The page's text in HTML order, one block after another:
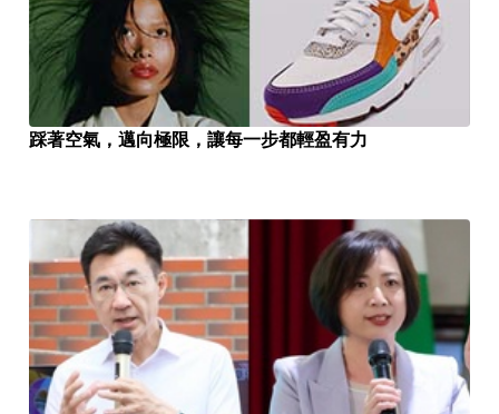
踩著空氣，邁向極限，讓每一步都輕盈有力